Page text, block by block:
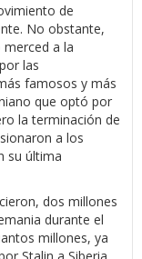
de
No obstante,
a la
las
famosos y más
que optó por
la terminación de
a los
su última
dos millones
durante el
millones, ya
Stalin a Siberia